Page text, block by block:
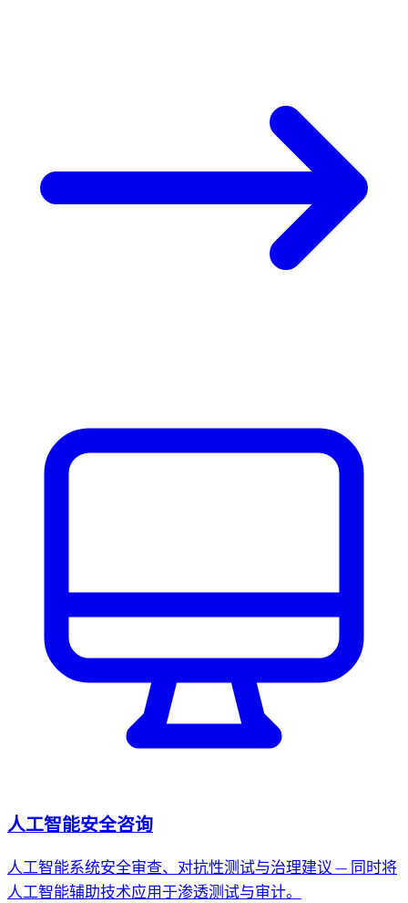
人工智能安全咨询
人工智能系统安全审查、对抗性测试与治理建议 — 同时将
人工智能辅助技术应用于渗透测试与审计。